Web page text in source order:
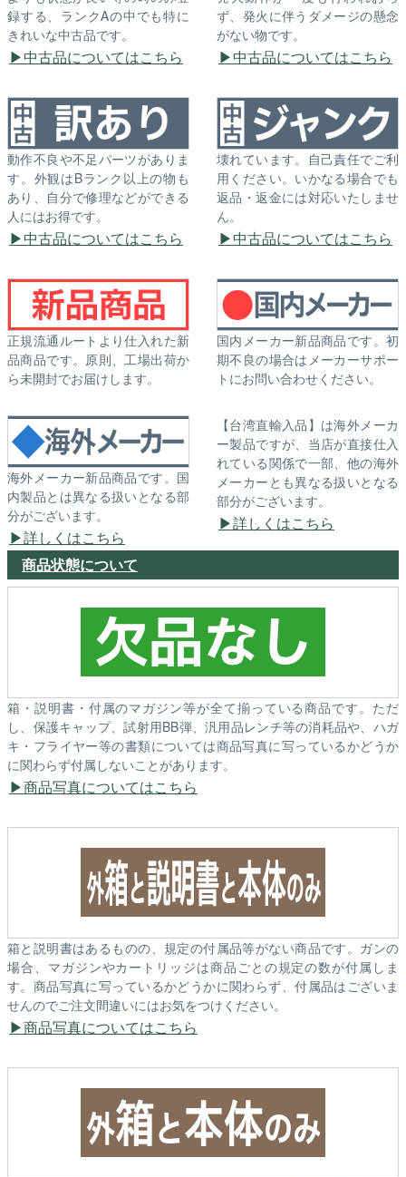
録する、ランクAの中でも特に
きれいな中古品です。
中古品についてはこちら
ず、発火に伴うダメージの懸念
がない物です。
中古品についてはこちら
動作不良や不足パーツがありま
す。外観はBランク以上の物も
あり、自分で修理などができる
人にはお得です。
中古品についてはこちら
壊れています。自己責任でご利
用ください。いかなる場合でも
返品・返金には対応いたしませ
ん。
中古品についてはこちら
正規流通ルートより仕入れた新
品商品です。原則、工場出荷か
ら未開封でお届けします。
国内メーカー新品商品です。初
期不良の場合はメーカーサポー
トにお問い合わせください。
海外メーカー新品商品です。国
内製品とは異なる扱いとなる部
分がございます。
詳しくはこちら
【台湾直輸入品】は海外メーカ
ー製品ですが、当店が直接仕入
れている関係で一部、他の海外
メーカーとも異なる扱いとなる
部分がございます。
詳しくはこちら
商品状態について
箱・説明書・付属のマガジン等が全て揃っている商品です。ただ
し、保護キャップ、試射用BB弾、汎用品レンチ等の消耗品や、ハガ
キ・フライヤー等の書類については商品写真に写っているかどうか
に関わらず付属しないことがあります。
商品写真についてはこちら
箱と説明書はあるものの、規定の付属品等がない商品です。ガンの
場合、マガジンやカートリッジは商品ごとの規定の数が付属しま
す。商品写真に写っているかどうかに関わらず、付属品はございま
せんのでご注文間違いにはお気をつけください。
商品写真についてはこちら